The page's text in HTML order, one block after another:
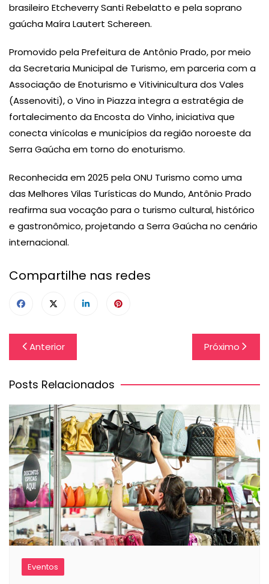
brasileiro Etcheverry Santi Rebelatto e pela soprano
gaúcha Maíra Lautert Schereen.
Promovido pela Prefeitura de Antônio Prado, por meio
da Secretaria Municipal de Turismo, em parceria com a
Associação de Enoturismo e Vitivinicultura dos Vales
(Assenoviti), o Vino in Piazza integra a estratégia de
fortalecimento da Encosta do Vinho, iniciativa que
conecta vinícolas e municípios da região noroeste da
Serra Gaúcha em torno do enoturismo.
Reconhecida em 2025 pela ONU Turismo como uma
das Melhores Vilas Turísticas do Mundo, Antônio Prado
reafirma sua vocação para o turismo cultural, histórico
e gastronômico, projetando a Serra Gaúcha no cenário
internacional.
Compartilhe nas redes
Navegação
de
Post
Anterior Próximo
Posts Relacionados
Eventos